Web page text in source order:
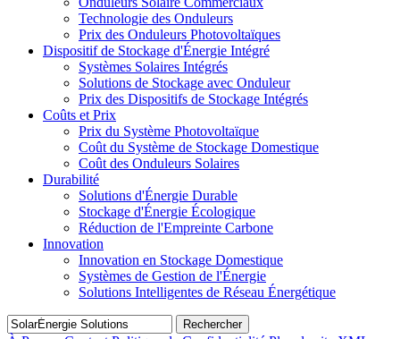
Technologie des Onduleurs
Prix des Onduleurs Photovoltaïques
Dispositif de Stockage d'Énergie Intégré
Systèmes Solaires Intégrés
Solutions de Stockage avec Onduleur
Prix des Dispositifs de Stockage Intégrés
Coûts et Prix
Prix du Système Photovoltaïque
Coût du Système de Stockage Domestique
Coût des Onduleurs Solaires
Durabilité
Solutions d'Énergie Durable
Stockage d'Énergie Écologique
Réduction de l'Empreinte Carbone
Innovation
Innovation en Stockage Domestique
Systèmes de Gestion de l'Énergie
Solutions Intelligentes de Réseau Énergétique
Rechercher